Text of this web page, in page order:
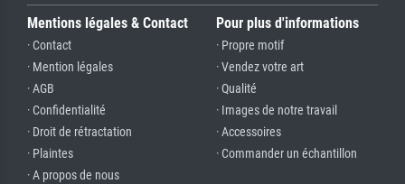
Mentions légales & Contact
· Contact
· Mention légales
· AGB
· Confidentialité
· Droit de rétractation
· Plaintes
· A propos de nous
Pour plus d'informations
· Propre motif
· Vendez votre art
· Qualité
· Images de notre travail
· Accessoires
· Commander un échantillon